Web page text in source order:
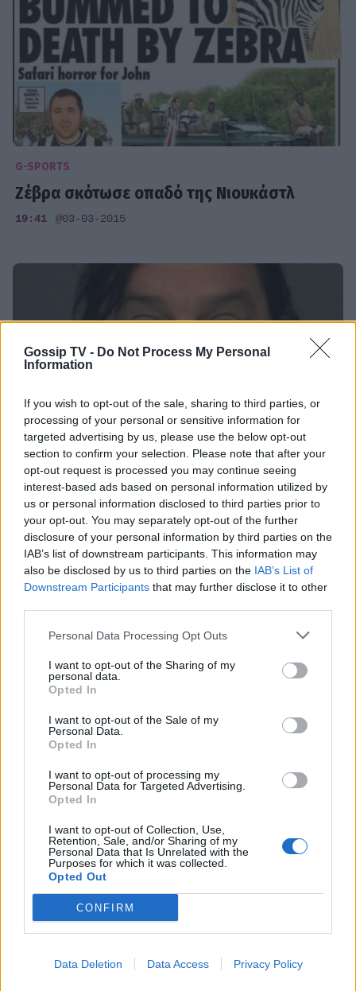
Gossip TV - Do Not Process My Personal
Information
If you wish to opt-out of the sale, sharing to third parties, or
processing of your personal or sensitive information for
targeted advertising by us, please use the below opt-out
section to confirm your selection. Please note that after your
opt-out request is processed you may continue seeing
interest-based ads based on personal information utilized by
us or personal information disclosed to third parties prior to
your opt-out. You may separately opt-out of the further
disclosure of your personal information by third parties on the
IAB’s list of downstream participants. This information may
also be disclosed by us to third parties on the IAB’s List of
Downstream Participants that may further disclose it to other
Personal Data Processing Opt Outs
I want to opt-out of the Sharing of my
personal data.
Opted In
I want to opt-out of the Sale of my
Personal Data.
Opted In
I want to opt-out of processing my
Personal Data for Targeted Advertising.
Opted In
I want to opt-out of Collection, Use,
Retention, Sale, and/or Sharing of my
Personal Data that Is Unrelated with the
Purposes for which it was collected.
Opted Out
CONFIRM
Data Deletion Data Access Privacy Policy
G-SPORTS
Ζέβρα σκότωσε οπαδό της Νιουκάστλ
19:41 @03-03-2015
SOCIETY
Άνδρας που πιστεύει ότι είναι
λυκάνθρωπος σκότωσε... βρυκόλακα
15:30 @02-03-2015
Σκότωσε συμμαθητή του και ανέβασε μια
selfie με το πτώμα στο διαδίκτυο
13:00 @09-02-2015